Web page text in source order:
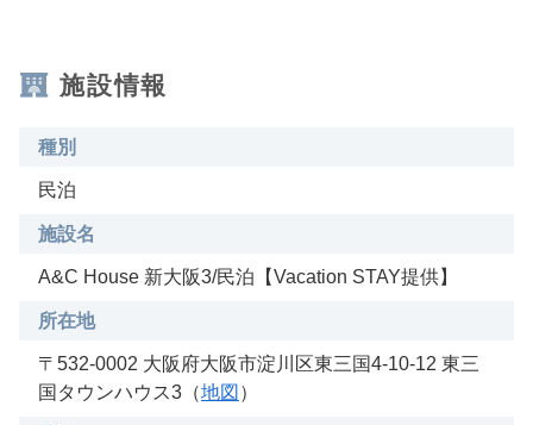
施設情報
種別
民泊
施設名
A&C House 新大阪3/民泊【Vacation STAY提供】
所在地
〒532-0002 大阪府大阪市淀川区東三国4-10-12 東三
国タウンハウス3（地図 ）